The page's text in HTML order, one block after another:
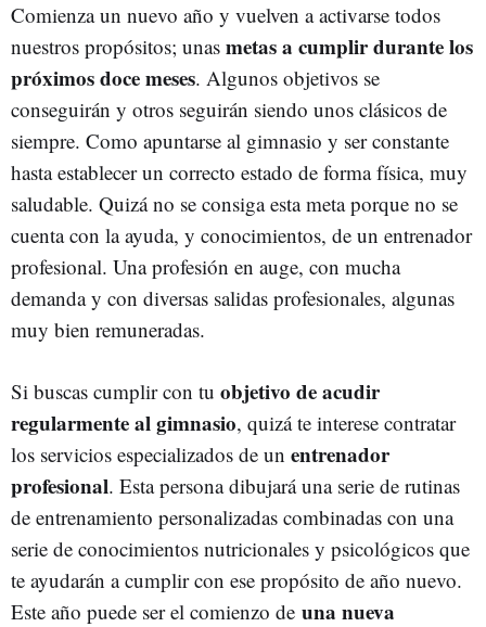
Comienza un nuevo año y vuelven a activarse todos
nuestros propósitos; unas metas a cumplir durante los
próximos doce meses. Algunos objetivos se
conseguirán y otros seguirán siendo unos clásicos de
siempre. Como apuntarse al gimnasio y ser constante
hasta establecer un correcto estado de forma física, muy
saludable. Quizá no se consiga esta meta porque no se
cuenta con la ayuda, y conocimientos, de un entrenador
profesional. Una profesión en auge, con mucha
demanda y con diversas salidas profesionales, algunas
muy bien remuneradas.
Si buscas cumplir con tu objetivo de acudir
regularmente al gimnasio, quizá te interese contratar
los servicios especializados de un entrenador
profesional. Esta persona dibujará una serie de rutinas
de entrenamiento personalizadas combinadas con una
serie de conocimientos nutricionales y psicológicos que
te ayudarán a cumplir con ese propósito de año nuevo.
Este año puede ser el comienzo de una nueva